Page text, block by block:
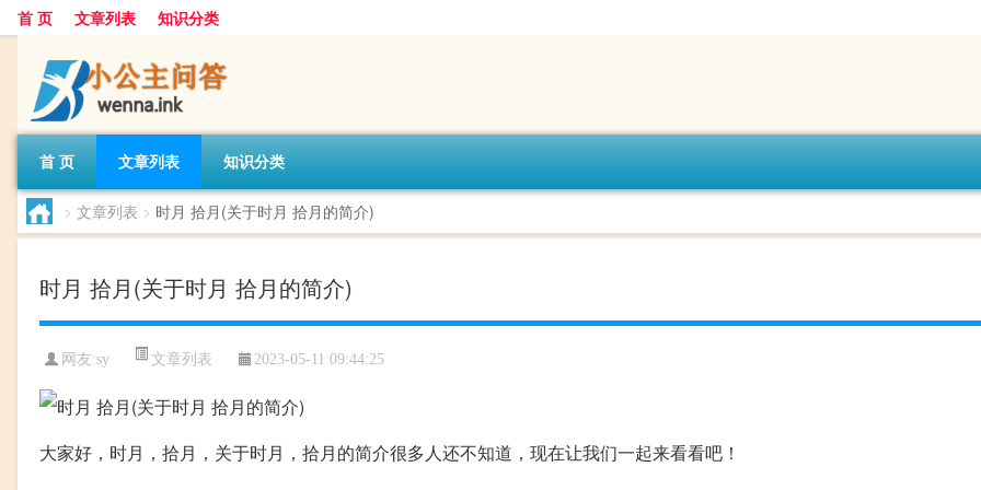
首 页 文章列表 知识分类
首 页 文章列表 知识分类
> 文章列表 > 时月 拾月(关于时月 拾月的简介)
时月 拾月(关于时月 拾月的简介)
网友:sy 文章列表 2023-05-11 09:44:25
大家好，时月，拾月，关于时月，拾月的简介很多人还不知道，现在让我们一起来看看吧！